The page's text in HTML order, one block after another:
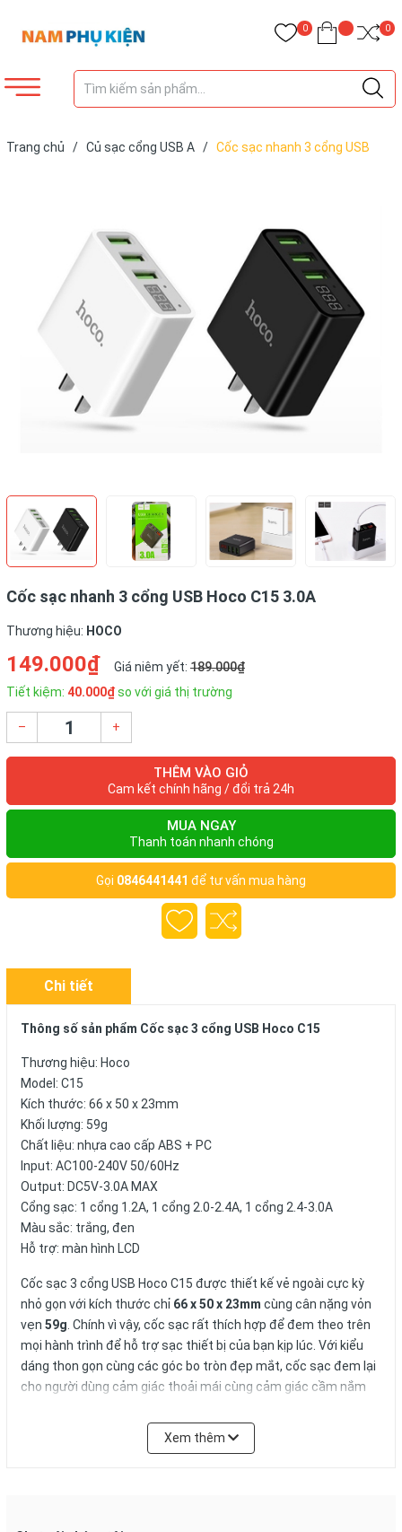
0 0
Trang chủ / Củ sạc cổng USB A / Cốc sạc nhanh 3 cổng USB
Cốc sạc nhanh 3 cổng USB Hoco C15 3.0A
Thương hiệu: HOCO
149.000₫ Giá niêm yết: 189.000₫
Tiết kiệm: 40.000₫so với giá thị trường
– +
THÊM VÀO GIỎ
Cam kết chính hãng / đổi trả 24h
MUA NGAY
Thanh toán nhanh chóng
Gọi 0846441441 để tư vấn mua hàng
Chi tiết
Thông số sản phẩm Cốc sạc 3 cổng USB Hoco C15
Thương hiệu: Hoco
Model: C15
Kích thước: 66 x 50 x 23mm
Khối lượng: 59g
Chất liệu: nhựa cao cấp ABS + PC
Input: AC100-240V 50/60Hz
Output: DC5V-3.0A MAX
Cổng sạc: 1 cổng 1.2A, 1 cổng 2.0-2.4A, 1 cổng 2.4-3.0A
Màu sắc: trắng, đen
Hỗ trợ: màn hình LCD
Cốc sạc 3 cổng USB Hoco C15 được thiết kế vẻ ngoài cực kỳ
nhỏ gọn với kích thước chỉ 66 x 50 x 23mm cùng cân nặng vỏn
vẹn 59g . Chính vì vậy, cốc sạc rất thích hợp để đem theo trên
mọi hành trình để hỗ trợ sạc thiết bị của bạn kịp lúc. Với kiểu
dáng thon gọn cùng các góc bo tròn đẹp mắt, cốc sạc đem lại
cho người dùng cảm giác thoải mái cùng cảm giác cầm nắm
Xem thêm